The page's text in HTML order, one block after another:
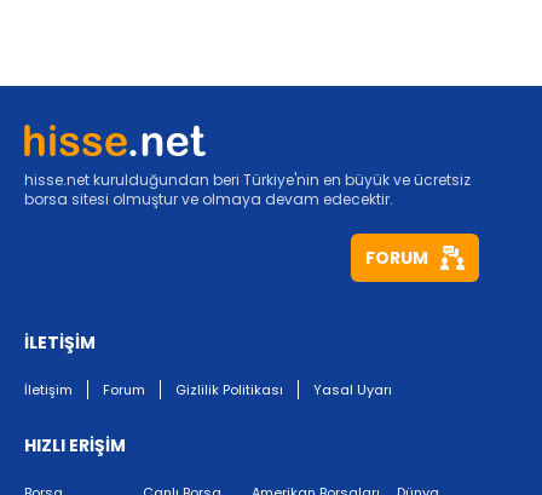
hisse.net kurulduğundan beri Türkiye'nin en büyük ve ücretsiz
borsa sitesi olmuştur ve olmaya devam edecektir.
FORUM
İLETİŞİM
İletişim Forum Gizlilik Politikası Yasal Uyarı
HIZLI ERİŞİM